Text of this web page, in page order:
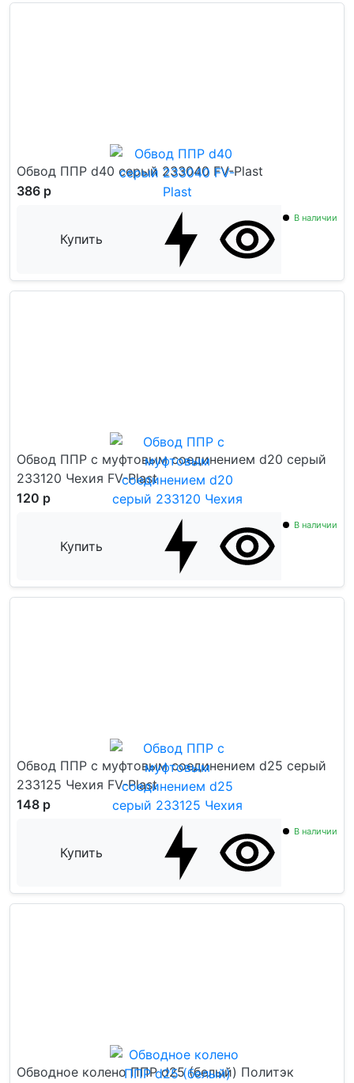
Обвод ППР d40 серый 233040 FV-Plast
386 р
Купить
В наличии
Обвод ППР с муфтовым соединением d20 серый
233120 Чехия FV-Plast
120 р
Купить
В наличии
Обвод ППР с муфтовым соединением d25 серый
233125 Чехия FV-Plast
148 р
Купить
В наличии
Обводное колено ППР d25 (белый) Политэк